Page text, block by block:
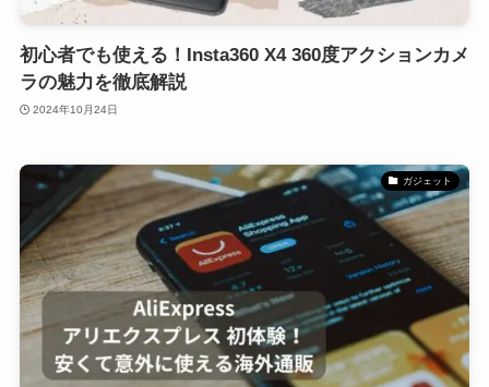
初心者でも使える！Insta360 X4 360度アクションカメ
ラの魅力を徹底解説
2024年10月24日
ガジェット